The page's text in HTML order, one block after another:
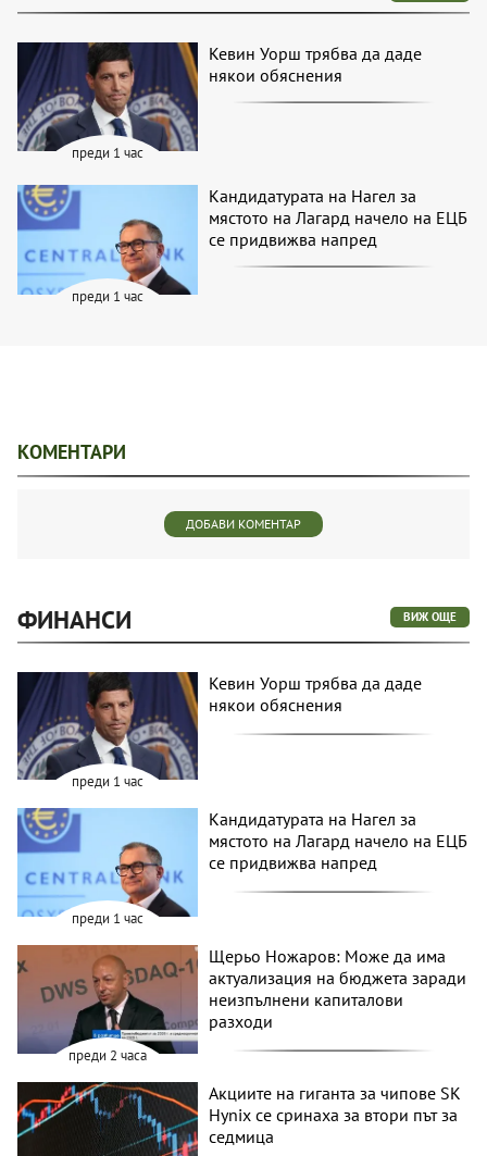
преди 1 час
Кевин Уорш трябва да даде
някои обяснения
преди 1 час
Кандидатурата на Нагел за
мястото на Лагард начело на ЕЦБ
се придвижва напред
КОМЕНТАРИ
ДОБАВИ КОМЕНТАР
ФИНАНСИ ВИЖ ОЩЕ
преди 1 час
Кевин Уорш трябва да даде
някои обяснения
преди 1 час
Кандидатурата на Нагел за
мястото на Лагард начело на ЕЦБ
се придвижва напред
преди 2 часа
Щерьо Ножаров: Може да има
актуализация на бюджета заради
неизпълнени капиталови
разходи
Акциите на гиганта за чипове SK
Hynix се сринаха за втори път за
седмица